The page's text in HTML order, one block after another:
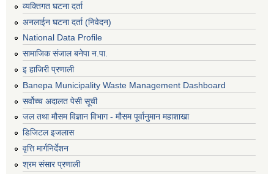
व्यक्तिगत घटना दर्ता
अनलाईन घटना दर्ता (निवेदन)
National Data Profile
सामाजिक संजाल बनेपा न.पा.
इ हाजिरी प्रणाली
Banepa Municipality Waste Management Dashboard
सर्वोच्च अदालत पेसी सूची
जल तथा मौसम विज्ञान विभाग - मौसम पूर्वानुमान महाशाखा
डिजिटल इजलास
वृत्ति मार्गनिर्देशन
श्रम संसार प्रणाली